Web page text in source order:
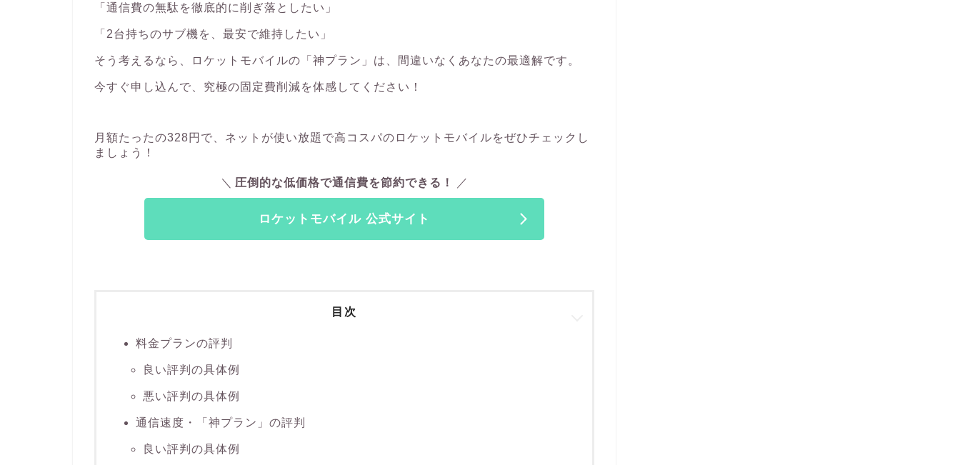
「通信費の無駄を徹底的に削ぎ落としたい」
「2台持ちのサブ機を、最安で維持したい」
そう考えるなら、ロケットモバイルの「神プラン」は、間違いなくあなたの最適解です。
今すぐ申し込んで、究極の固定費削減を体感してください！
月額たったの328円で、ネットが使い放題で高コスパのロケットモバイルをぜひチェックし
ましょう！
圧倒的な低価格で通信費を節約できる！
ロケットモバイル 公式サイト
目次
料金プランの評判
良い評判の具体例
悪い評判の具体例
通信速度・「神プラン」の評判
良い評判の具体例